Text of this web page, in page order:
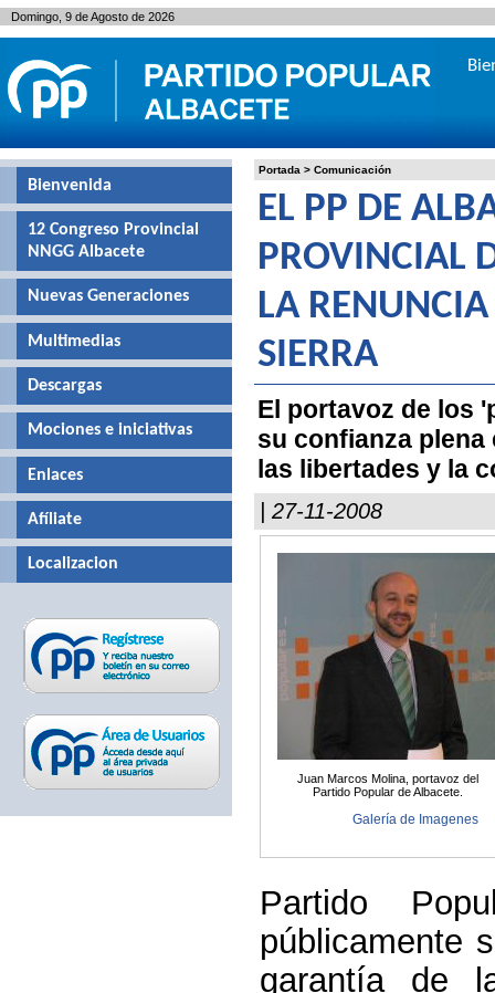
Portada > Comunicación
EL PP DE
PROVINCIAL
LA RENUNCIA
SIERRA
El portavoz de los
su confianza
las libertades y la
| 27-11-2008
Juan Marcos Molina, portavoz del
Partido Popular de Albacete.
Galería de Imagenes
Partido
públicamente
garantía de
Bienvenida
12 Congreso Provincial
NNGG Albacete
Nuevas Generaciones
Multimedias
Descargas
Mociones e iniciativas
Enlaces
Afíliate
Localizacion
Domingo, 9 de Agosto de 2026